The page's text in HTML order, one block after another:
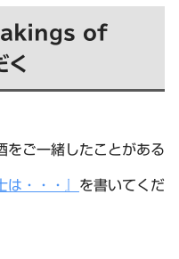
of
く
をご一緒したことがある
は・・・』 を書いてくだ